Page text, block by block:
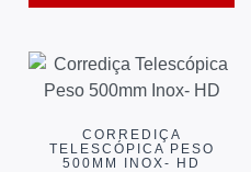
CORREDIÇA
TELESCÓPICA PESO
500MM INOX- HD